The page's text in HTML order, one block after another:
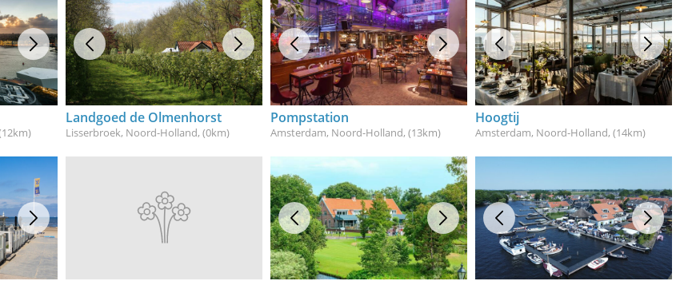
Landgoed de Olmenhorst
Lisserbroek, Noord-Holland, (0km)
Pompstation
Amsterdam, Noord-Holland, (13km)
Hoogtij
Amsterdam, Noord-Holland, (14km)